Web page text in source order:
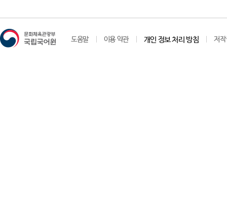
도움말 이용 약관 개인 정보 처리 방침 저